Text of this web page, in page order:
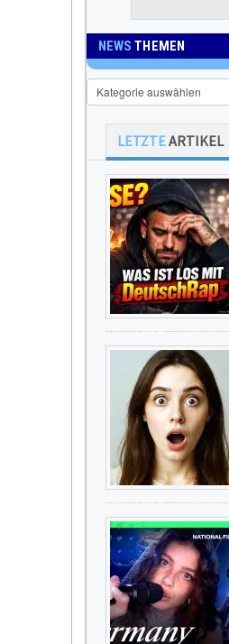
NEWSTHEMEN
News
Themen
LETZTEARTIKEL